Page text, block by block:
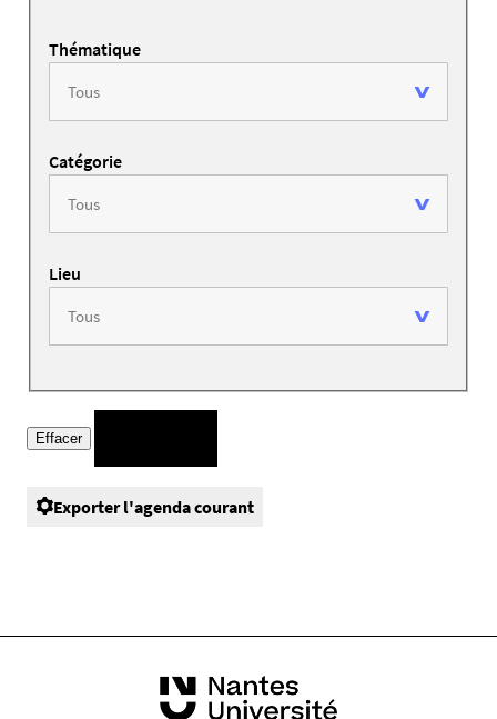
Thématique
Catégorie
Lieu
Exporter l'agenda courant